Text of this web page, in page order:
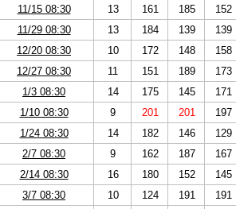
11/15 08:30 13 161 185
152
11/29 08:30 13 184 139
139
12/20 08:30 10 172 148
158
12/27 08:30 11 151 189
173
1/3 08:30 14 175 145
171
1/10 08:30 9 201 201
197
1/24 08:30 14 182 146
129
2/7 08:30 9 162 187
167
2/14 08:30 16 180 152
145
3/7 08:30 10 124 191
191